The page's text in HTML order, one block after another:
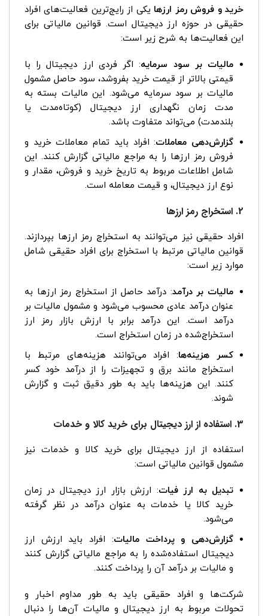
خرید و فروش رمز ارزها یکی از رایج‌ترین فعالیت‌های افراد
حقیقی در حوزه ارز دیجیتال است. قوانین مالیاتی برای
این فعالیت‌ها به شرح زیر است:
مالیات بر سود سرمایه: اگر فردی ارز دیجیتال را با
قیمتی بالاتر از قیمت خرید بفروشد، سود حاصل مشمول
مالیات بر سود سرمایه می‌شود. این مالیات بسته به
مدت زمان نگهداری ارز دیجیتال (کوتاه‌مدت یا
بلندمدت) می‌تواند متفاوت باشد.
گزارش‌دهی معاملات: افراد باید تمام معاملات خرید و
فروش رمز ارزها را به مراجع مالیاتی گزارش کنند. این
شامل اطلاعات مربوط به تاریخ خرید و فروش، مقدار و
نوع ارز دیجیتال، و قیمت معامله است.
2. استخراج رمز ارزها
افراد حقیقی نیز می‌توانند به استخراج رمز ارزها بپردازند.
قوانین مالیاتی مرتبط با استخراج برای افراد حقیقی شامل
موارد زیر است:
مالیات بر درآمد: درآمد حاصل از استخراج رمز ارزها به
عنوان درآمد عادی محسوب می‌شود و مشمول مالیات بر
درآمد است. این درآمد برابر با ارزش بازار رمز ارز
استخراج‌شده در زمان استخراج است.
کسر هزینه‌ها: افراد می‌توانند هزینه‌های مرتبط با
استخراج مانند برق و تجهیزات را از درآمد خود کسر
کنند. این هزینه‌ها باید به طور دقیق ثبت و گزارش
شوند.
3. استفاده از ارز دیجیتال برای خرید کالا و خدمات
استفاده از ارز دیجیتال برای خرید کالا و خدمات نیز
مشمول قوانین مالیاتی است:
تبدیل به ارز فیات: ارزش بازار ارز دیجیتال در زمان
خرید کالا یا خدمات به عنوان درآمد در نظر گرفته
می‌شود.
گزارش‌دهی و پرداخت مالیات: افراد باید ارزش ارز
دیجیتال استفاده‌شده را به مراجع مالیاتی گزارش کنند
و مالیات بر درآمد آن را پرداخت کنند.
شرکت‌ها و افراد حقیقی باید به طور مداوم اخبار و
تحولات مربوط به ارز دیجیتال و مالیات آن‌ها را دنبال